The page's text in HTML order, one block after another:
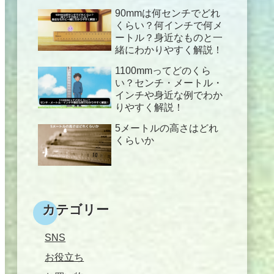
90mmは何センチでどれ
くらい？何インチで何メ
ートル？身近なものと一
緒にわかりやすく解説！
1100mmってどのくら
い？センチ・メートル・
インチや身近な例でわか
りやすく解説！
5メートルの高さはどれ
くらいか
カテゴリー
SNS
お役立ち